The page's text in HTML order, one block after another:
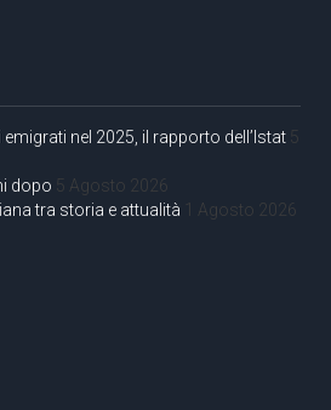
nel 2025, il rapporto dell’Istat 5
dopo 5 Agosto 2026
tra storia e attualità 1 Agosto 2026